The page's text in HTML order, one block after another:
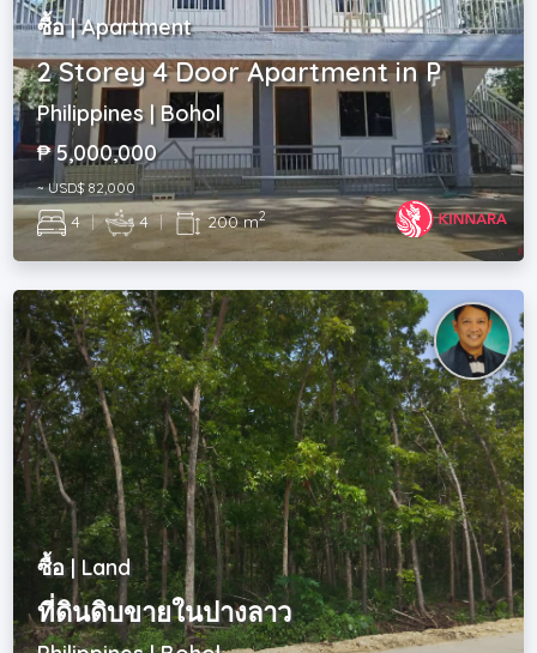
ซื้อ | Apartment
2 Storey 4 Door Apartment in P
Philippines | Bohol
₱ 5,000,000
~ USD$ 82,000
4 | 4 | 200 m2
ซื้อ | Land
ที่ดินดิบขายในปางลาว